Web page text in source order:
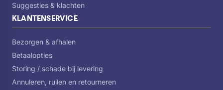
Suggesties & klachten
KLANTENSERVICE
Bezorgen & afhalen
Betaalopties
Storing / schade bij levering
Annuleren, ruilen en retourneren